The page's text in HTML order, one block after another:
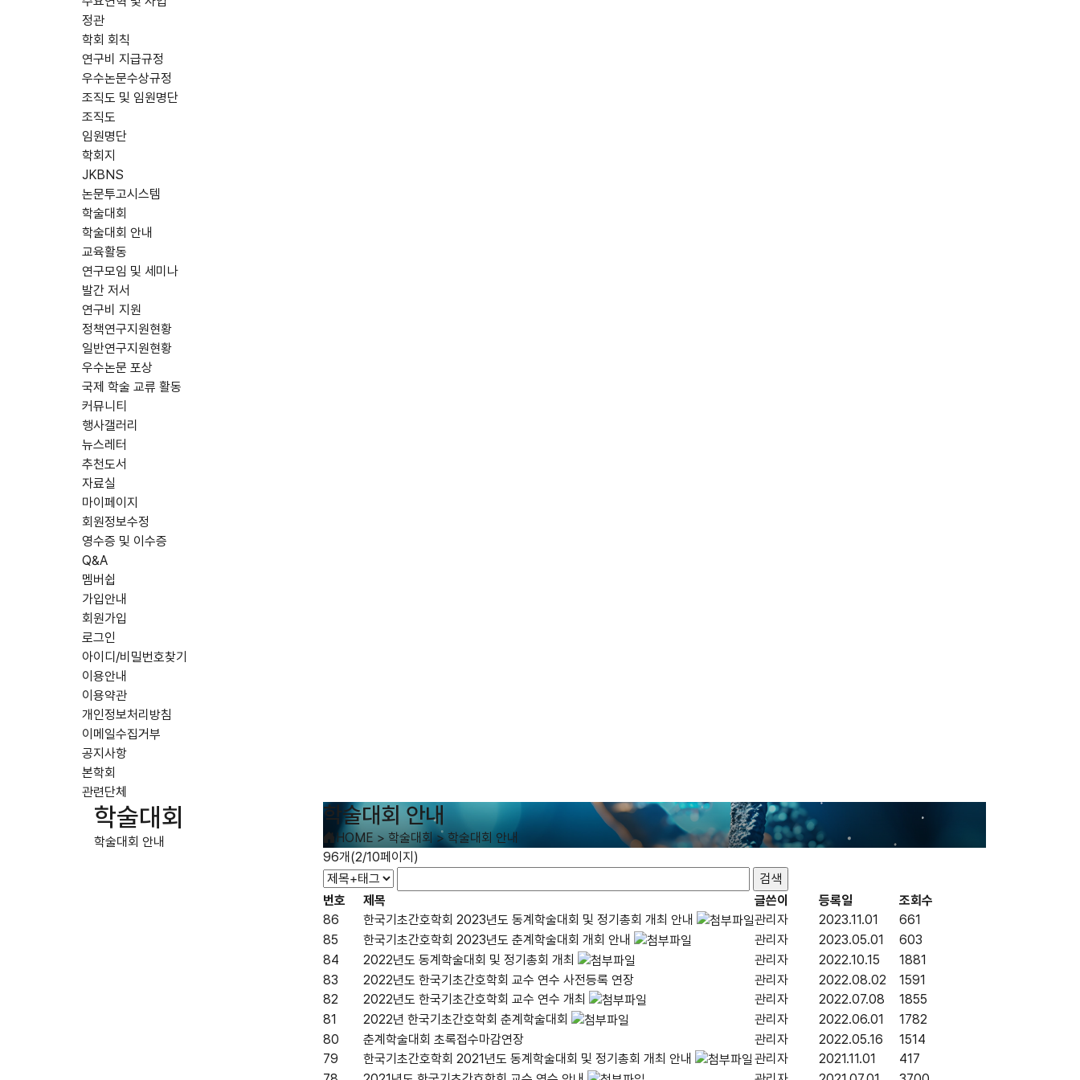
정관
학회 회칙
연구비 지급규정
우수논문수상규정
조직도 및 임원명단
조직도
임원명단
학회지
JKBNS
논문투고시스템
학술대회
학술대회 안내
교육활동
연구모임 및 세미나
발간 저서
연구비 지원
정책연구지원현황
일반연구지원현황
우수논문 포상
국제 학술 교류 활동
커뮤니티
행사갤러리
뉴스레터
추천도서
자료실
마이페이지
회원정보수정
영수증 및 이수증
Q&A
멤버쉽
가입안내
회원가입
로그인
아이디/비밀번호찾기
이용안내
이용약관
개인정보처리방침
이메일수집거부
공지사항
본학회
관련단체
학술대회
학술대회 안내
학술대회 안내
HOME > 학술대회 >학술대회 안내
96개(2/10페이지)
번호 제목 글쓴이 등록일
조회수
86
한국기초간호학회 2023년도 동계학술대회 및 정기총회 개최 안내 관리자 2023.11.01
661
85
한국기초간호학회 2023년도 춘계학술대회 개회 안내 관리자 2023.05.01
603
84
2022년도 동계학술대회 및 정기총회 개최 관리자 2022.10.15
1881
83
2022년도 한국기초간호학회 교수 연수 사전등록 연장 관리자 2022.08.02
1591
82
2022년도 한국기초간호학회 교수 연수 개최 관리자 2022.07.08
1855
81
2022년 한국기초간호학회 춘계학술대회 관리자 2022.06.01
1782
80
춘계학술대회 초록접수마감연장 관리자 2022.05.16
1514
79
한국기초간호학회 2021년도 동계학술대회 및 정기총회 개최 안내 관리자 2021.11.01
417